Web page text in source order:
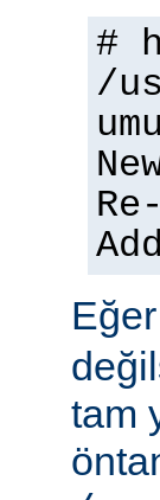
#
/
Eğer
tam